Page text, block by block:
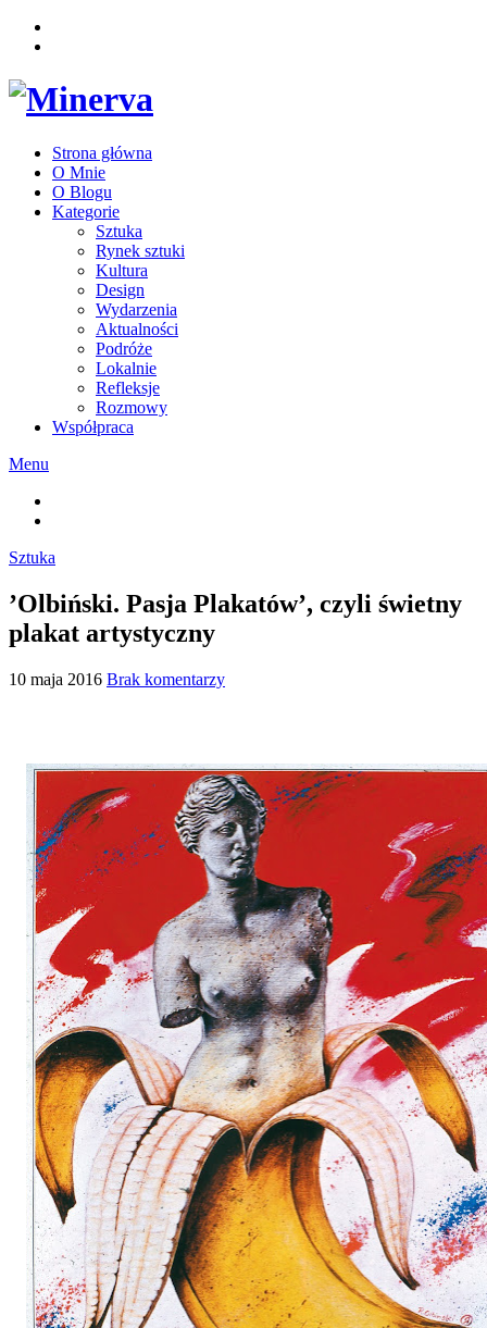
Strona główna
O Mnie
O Blogu
Kategorie
Sztuka
Rynek sztuki
Kultura
Design
Wydarzenia
Aktualności
Podróże
Lokalnie
Refleksje
Rozmowy
Współpraca
Menu
Sztuka
’Olbiński. Pasja Plakatów’, czyli świetny
plakat artystyczny
10 maja 2016 Brak komentarzy